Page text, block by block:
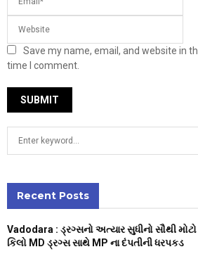
Save my name, email, and website in
time I comment.
h
o
Recent Posts
Vadodara : ડ્રગ્સનો અત્યાર સુધીનો સૌથી
કિલો MD ડ્રગ્સ સાથે MP ના દંપતીની ધરપકડ